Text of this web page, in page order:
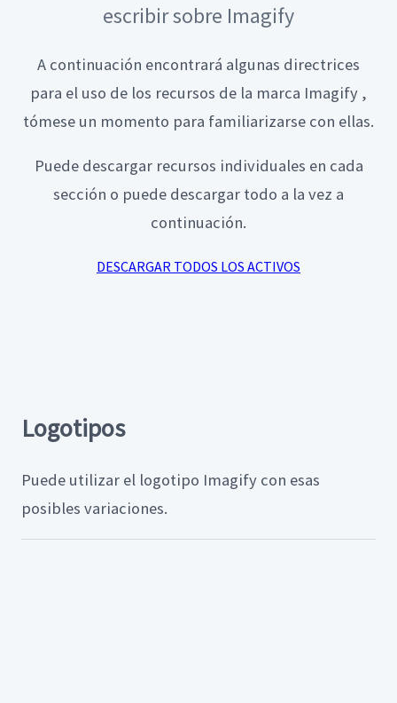
escribir sobre Imagify
A continuación encontrará algunas directrices
para el uso de los recursos de la marca Imagify ,
tómese un momento para familiarizarse con ellas.
Puede descargar recursos individuales en cada
sección o puede descargar todo a la vez a
continuación.
DESCARGAR TODOS LOS ACTIVOS
Logotipos
Puede utilizar el logotipo Imagify con esas
posibles variaciones.